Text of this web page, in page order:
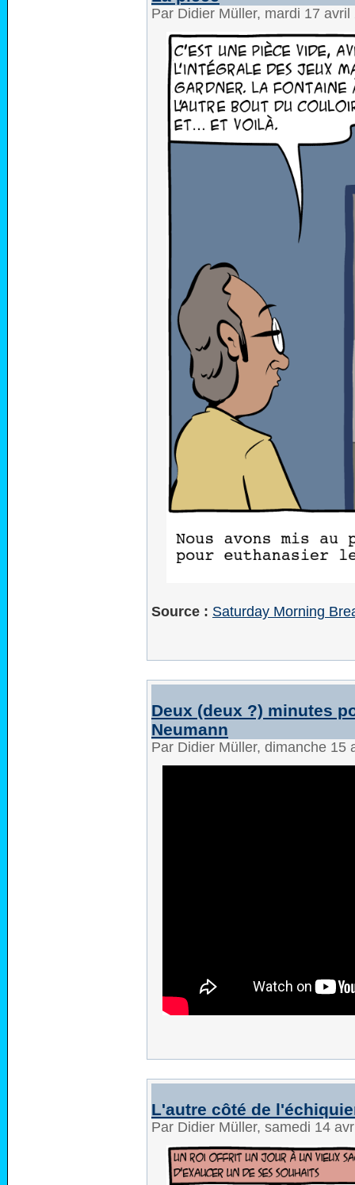
Par Didier Müller, mardi 17
Source : Saturday Morning
Deux (deux ?) minutes
Neumann
Par Didier Müller, dimanche 15
L'autre côté de
Par Didier Müller, samedi 14